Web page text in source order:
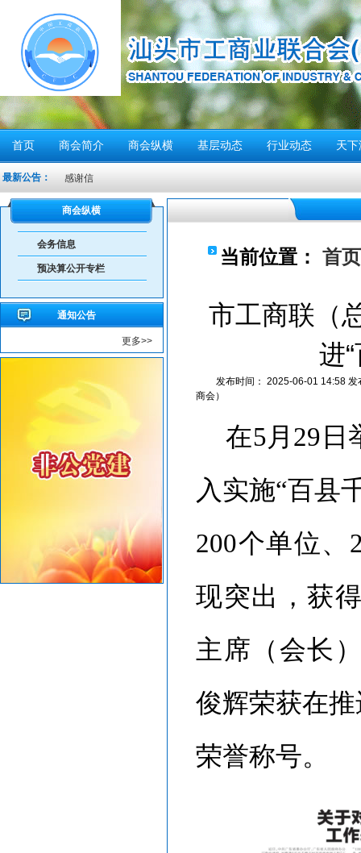
首页 商会简介 商会纵横 基层动态 行业动态 天
最新公告： 感谢信
汕头市2026年“6·30”助力乡村振兴活动倡议书
【人民防空宣传周】如何辨别防空警报？我们应该...
6月21日10时15分，汕头将实施防空警报试鸣！
汕头发布2026年6月份重点行业领域安全风险提示
重要提醒！中国公民近期避免前往日本
共建绿美汕头，共享生态家园——致全市企业家的...
重要提醒！在伊朗中国公民尽快撤离
汕头将分区域、分行业、分时段实行“四停”
商会纵横
会务信息
预决算公开专栏
通知公告
更多>>
当前位置： 首页
市工商联（
进
发布时间： 2025-06-01 14:58 发
商会）
在5月29日
入实施“百县
200个单位、
现突出，获
主席（会长
俊辉荣获在
荣誉称号。